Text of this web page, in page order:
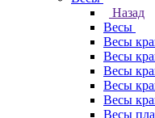
Назад
Весы
Весы
Весы
Весы
Весы
Весы
Весы